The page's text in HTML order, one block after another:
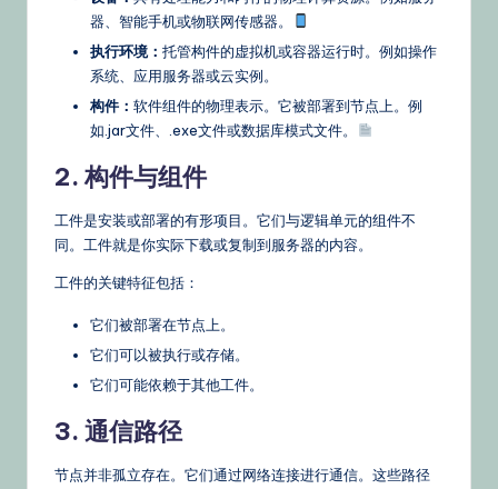
器、智能手机或物联网传感器。
执行环境： 托管构件的虚拟机或容器运行时。例如操作
系统、应用服务器或云实例。
构件： 软件组件的物理表示。它被部署到节点上。例
如.jar文件、.exe文件或数据库模式文件。
2. 构件与组件
工件是安装或部署的有形项目。它们与逻辑单元的组件不
同。工件就是你实际下载或复制到服务器的内容。
工件的关键特征包括：
它们被部署在节点上。
它们可以被执行或存储。
它们可能依赖于其他工件。
3. 通信路径
节点并非孤立存在。它们通过网络连接进行通信。这些路径